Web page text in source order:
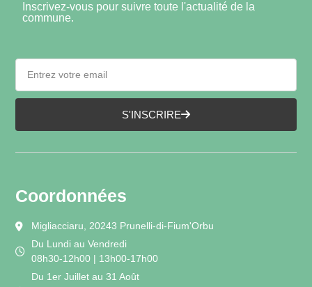
Inscrivez-vous pour suivre toute l'actualité de la
commune.
S'INSCRIRE
Coordonnées
Migliacciaru, 20243 Prunelli-di-Fium'Orbu
Du Lundi au Vendredi
08h30-12h00 | 13h00-17h00
Du 1er Juillet au 31 Août